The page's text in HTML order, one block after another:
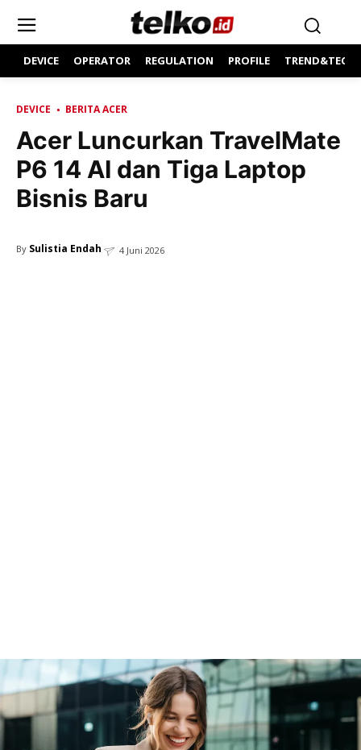
DEVICE OPERATOR REGULATION PROFILE
DEVICE BERITA ACER
Acer Luncurkan TravelMate
P6 14 AI dan Tiga Laptop
Bisnis Baru
By Sulistia Endah 4 Juni 2026